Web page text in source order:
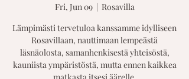
Fri, Jun 09
  |
Rosavilla
Lämpimästi tervetuloa kanssamme idylliseen
Rosavillaan, nauttimaan lempeästä
läsnäolosta, samanhenkisestä yhteisöstä,
kauniista ympäristöstä, mutta ennen kaikkea